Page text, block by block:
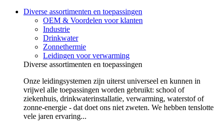
Diverse assortimenten en toepassingen
OEM & Voordelen voor klanten
Industrie
Drinkwater
Zonnethermie
Leidingen voor verwarming
Diverse assortimenten en toepassingen
Onze leidingsystemen zijn uiterst universeel en kunnen in
vrijwel alle toepassingen worden gebruikt: school of
ziekenhuis, drinkwaterinstallatie, verwarming, waterstof of
zonne-energie - dat doet ons niet zweten. We hebben tenslotte
vele jaren ervaring...